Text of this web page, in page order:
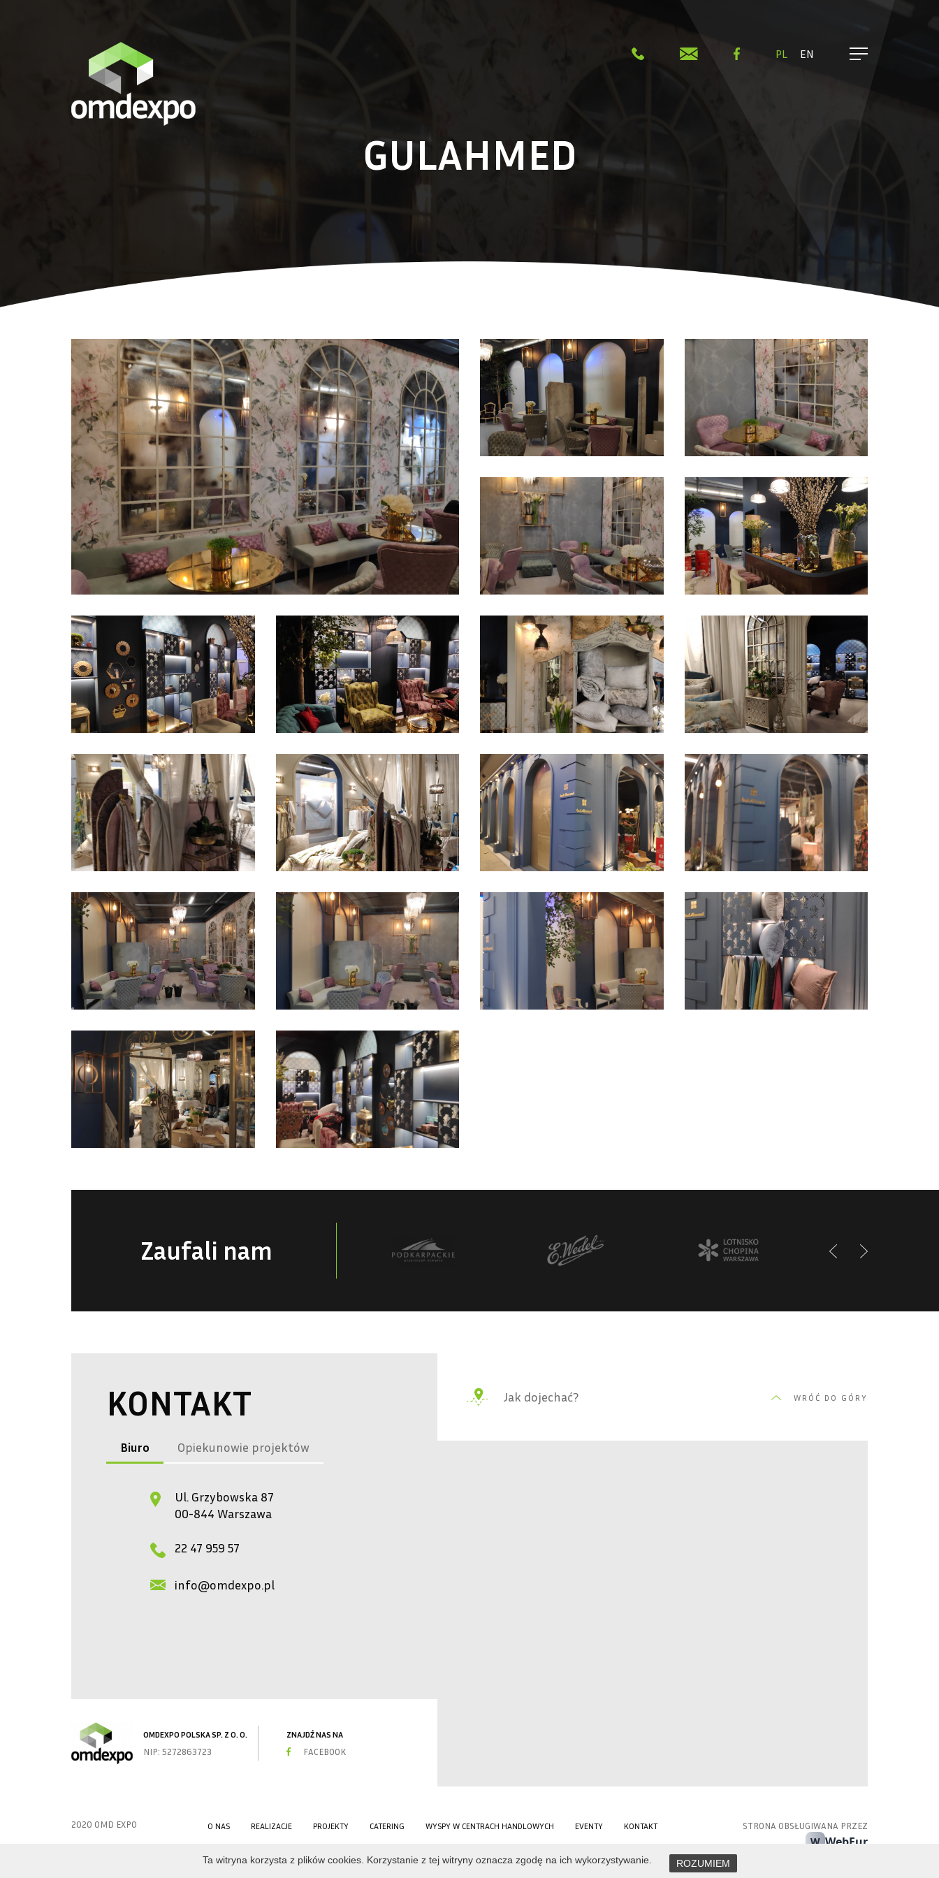
PL EN
GULAHMED
Zaufali nam
KONTAKT
Biuro Opiekunowie projektów
Ul. Grzybowska 87
00-844 Warszawa
22 47 959 57
info@omdexpo.pl
OMDEXPO POLSKA SP. Z O. O.
NIP: 5272863723
ZNAJDŹ NAS NA
FACEBOOK
Jak dojechać? WRÓĆ DO GÓRY
2020 OMD EXPO O NAS REALIZACJE PROJEKTY CATERING WYSPY W CENTRACH HANDLOWYCH EVENTY KONTAKT STRONA OBSŁUGIWANA PRZEZ
W WebFur
Ta witryna korzysta z plików cookies. Korzystanie z tej witryny oznacza zgodę na ich wykorzystywanie. ROZUMIEM